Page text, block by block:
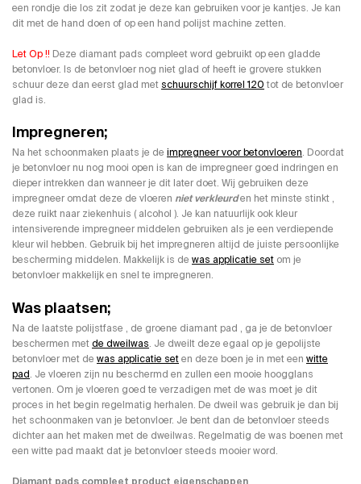
een rondje die los zit zodat je deze kan gebruiken voor je kantjes. Je kan
dit met de hand doen of op een hand polijst machine zetten.
Let Op !! Deze diamant pads compleet word gebruikt op een gladde
betonvloer. Is de betonvloer nog niet glad of heeft ie grovere stukken
schuur deze dan eerst glad met schuurschijf korrel 120tot de betonvloer
glad is.
Impregneren;
Na het schoonmaken plaats je de impregneer voor betonvloeren. Doordat
je betonvloer nu nog mooi open is kan de impregneer goed indringen en
dieper intrekken dan wanneer je dit later doet. Wij gebruiken deze
impregneer omdat deze de vloeren niet verkleurden het minste stinkt ,
deze ruikt naar ziekenhuis ( alcohol ). Je kan natuurlijk ook kleur
intensiverende impregneer middelen gebruiken als je een verdiepende
kleur wil hebben. Gebruik bij het impregneren altijd de juiste persoonlijke
bescherming middelen. Makkelijk is de was applicatie set om je
betonvloer makkelijk en snel te impregneren.
Was plaatsen;
Na de laatste polijstfase , de groene diamant pad , ga je de betonvloer
beschermen metde dweilwas. Je dweilt deze egaal op je gepolijste
betonvloer met de was applicatie seten deze boen je in met een witte
pad. Je vloeren zijn nu beschermd en zullen een mooie hoogglans
vertonen. Om je vloeren goed te verzadigen met de was moet je dit
proces in het begin regelmatig herhalen. De dweil was gebruik je dan bij
het schoonmaken van je betonvloer. Je bent dan de betonvloer steeds
dichter aan het maken met de dweilwas. Regelmatig de was boenen met
een witte pad maakt dat je betonvloer steeds mooier word.